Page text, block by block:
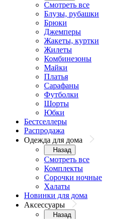
Смотреть все
Блузы, рубашки
Брюки
Джемперы
Жакеты, куртки
Жилеты
Комбинезоны
Майки
Платья
Сарафаны
Футболки
Шорты
Юбки
Бестселлеры
Распродажа
Одежда для дома
Назад
Смотреть все
Комплекты
Сорочки ночные
Халаты
Новинки для дома
Аксессуары
Назад